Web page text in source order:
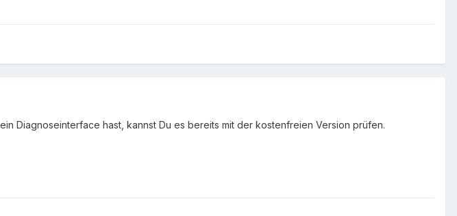
Diagnoseinterface hast, kannst Du es bereits mit der kostenfreien Version prüfen.